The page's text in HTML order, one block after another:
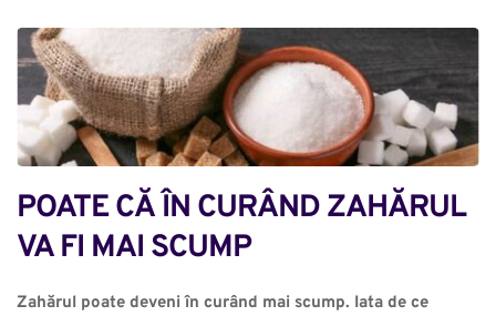
POATE CĂ ÎN CURÂND ZAHĂRUL
VA FI MAI SCUMP
Zahărul poate deveni în curând mai scump. Iata de ce